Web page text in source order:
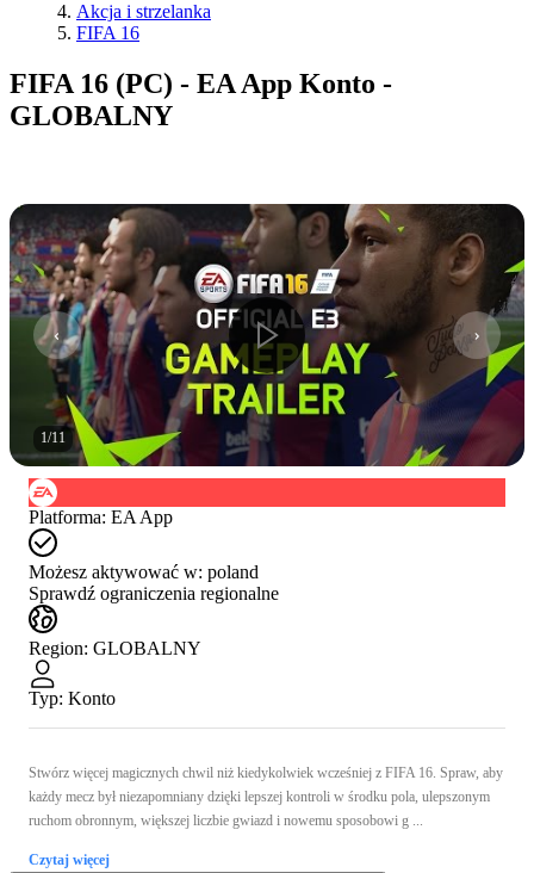
Akcja i strzelanka
FIFA 16
FIFA 16 (PC) - EA App Konto -
GLOBALNY
1/11
Platforma: EA App
Możesz aktywować w: poland
Sprawdź ograniczenia regionalne
Region: GLOBALNY
Typ: Konto
Stwórz więcej magicznych chwil niż kiedykolwiek wcześniej z FIFA 16. Spraw, aby
każdy mecz był niezapomniany dzięki lepszej kontroli w środku pola, ulepszonym
ruchom obronnym, większej liczbie gwiazd i nowemu sposobowi g ...
Czytaj więcej